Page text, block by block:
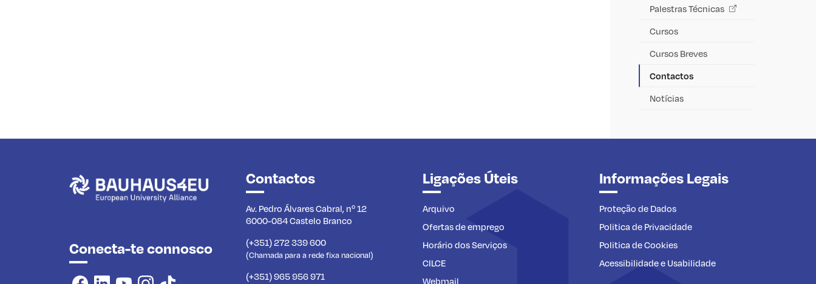
Palestras Técnicas
Cursos
Cursos Breves
Contactos
Notícias
Conecta-te connosco
Contactos
Av. Pedro Álvares Cabral, nº 12
6000-084 Castelo Branco
(+351) 272 339 600
(Chamada para a rede fixa nacional)
(+351) 965 956 971
Ligações Úteis
Arquivo
Ofertas de emprego
Horário dos Serviços
CILCE
Webmail
Informações Legais
Proteção de Dados
Politica de Privacidade
Politica de Cookies
Acessibilidade e Usabilidade